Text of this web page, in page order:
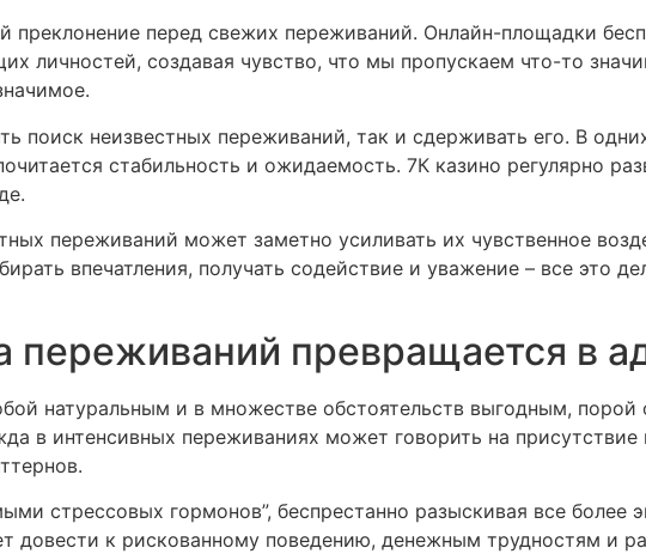
преклонение перед свежих переживаний. Онлайн-площадки
личностей, создавая чувство, что мы пропускаем что-то
поиск неизвестных переживаний, так и сдерживать его. В
стабильность и ожидаемость. 7К казино регулярно
переживаний может заметно усиливать их чувственное
впечатления, получать содействие и уважение – все это
переживаний превращается в
натуральным и в множестве обстоятельств выгодным,
в интенсивных переживаниях может говорить на присутствие
стрессовых гормонов”, беспрестанно разыскивая все более
довести к рискованному поведению, денежным трудностям и